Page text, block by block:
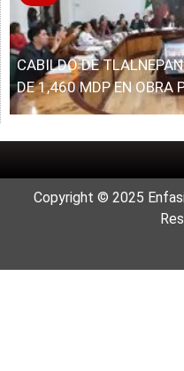
CABILDO DE
DE 1,460 MDP EN OBRA
Copyright © 2025